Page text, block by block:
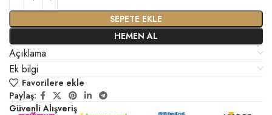
SEPETE EKLE
HEMEN AL
Açıklama
Ek bilgi
Favorilere ekle
Paylaş:
Güvenli Alışveriş